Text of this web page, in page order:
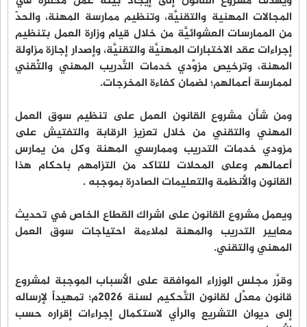
المجالات المهنية والتقنيَّة، وتنظيم ممارسة المهنة، والحدّ
من الممارسات العشوائيَّة من خلال قيام وزارة العمل بتنظيم
إجراءات عقد الاختبارات المهنيَّة والتقنيَّة، وإصدار إجازة مزاولة
المهنة، وترخيص مزوِّدي خدمات التَّدريب المهني والتِّقني
لممارسة أعمالهم؛ لضمان كفاءة المخرجات.
ومن شأن مشروع القانون العمل على تنظيم سوق العمل
المهني والتقني من خلال تعزيز الرقابة والتفتيش على
مزودي خدمات التدريب وممارسي المهنة وكل من يمارس
أعمالهم وعلى المحلات للتاكد من التزامهم باحكام هذا
القانون والأنظمة والتعليمات الصادرة بموجبه .
ويعمل مشروع القانون على اشراك القطاع الخاص في تحديث
معايير التدريب والمهنة لملاءمة احتياجات سوق العمل
المهني والتقني.
وقرَّر مجلس الوزراء الموافقة على الأسباب الموجبة لمشروع
قانون معدِّل لقانون التَّحكيم لسنة 2026م؛ تمهيداً لإرساله
إلى ديوان التشريع والرأي لاستكمال إجراءات إقراره حسب